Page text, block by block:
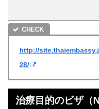
http://
28/
治療目的のビザ（